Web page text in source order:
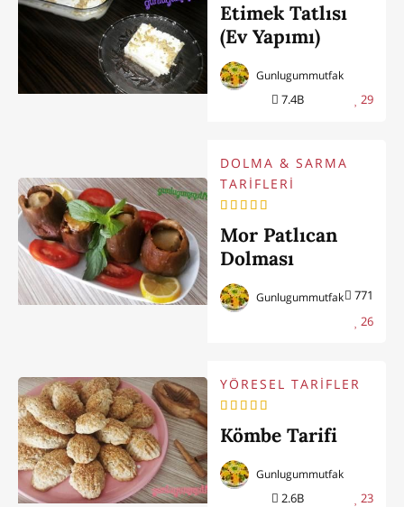
Etimek Tatlısı
(Ev Yapımı)
7.4B 29
Gunlugummutfak
DOLMA & SARMA
TARİFLERİ
Mor Patlıcan
Dolması
771
26
Gunlugummutfak
YÖRESEL TARİFLER
Kömbe Tarifi
2.6B 23
Gunlugummutfak